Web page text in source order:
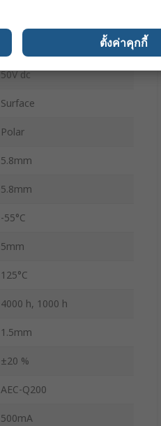
50V dc
Surface
Polar
5.8mm
5.8mm
-55°C
5mm
125°C
4000 h, 1000 h
1.5mm
±20 %
AEC-Q200
500mA
ตั้งค่าคุกกี้